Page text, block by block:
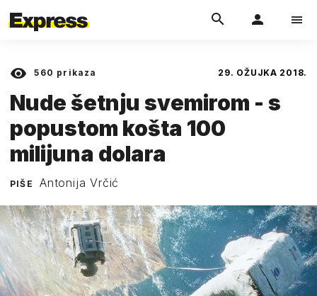
560 prikaza 29. OŽUJKA 2018.
Nude šetnju svemirom - s
popustom košta 100
milijuna dolara
PIŠE Antonija Vrčić